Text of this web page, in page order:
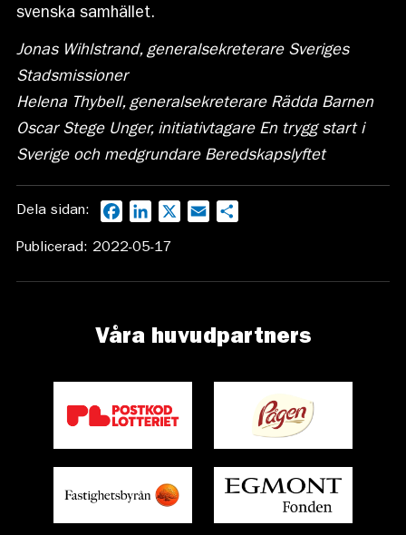
svenska samhället.
Jonas Wihlstrand, generalsekreterare Sveriges
Stadsmissioner
Helena Thybell, generalsekreterare Rädda Barnen
Oscar Stege Unger, initiativtagare En trygg start i
Sverige och medgrundare Beredskapslyftet
Dela sidan: FacebookLinkedIn Email
Publicerad: 2022-05-17
Våra huvudpartners